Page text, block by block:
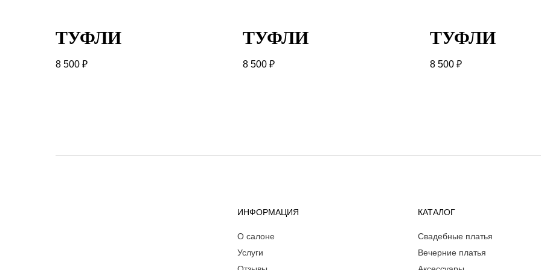
ТУФЛИ
8 500 ₽
ТУФЛИ
8 500 ₽
ТУФЛИ
8 500 ₽
ИНФОРМАЦИЯ КАТАЛОГ
О салоне
Свадебные платья
Вечерние платья
Услуги